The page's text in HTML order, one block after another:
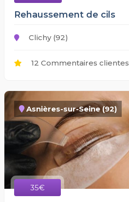
Rehaussement de cils
Clichy (92)
12 Commentaires clientes
Asnières-sur-Seine (92)
35€